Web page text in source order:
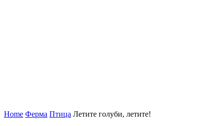
Home Ферма Птица Летите голуби, летите!